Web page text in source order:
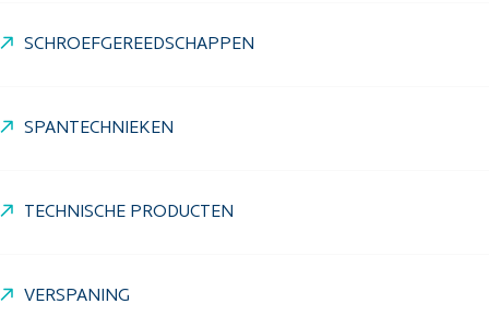
SCHROEFGEREEDSCHAPPEN
SPANTECHNIEKEN
TECHNISCHE PRODUCTEN
VERSPANING